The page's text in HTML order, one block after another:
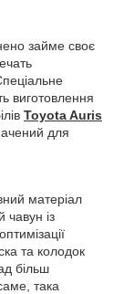
займе своє
виготовлення
Toyota Auris
для
матеріал
чавун із
та колодок
більш
така